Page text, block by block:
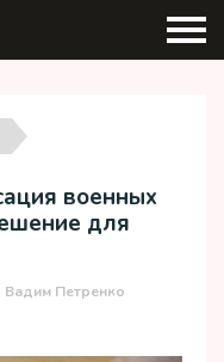
военных
для
Вадим Петренко